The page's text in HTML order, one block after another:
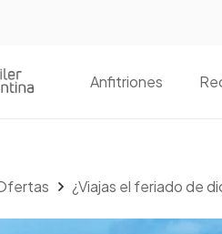
Anfitriones
¿Viajas el feriado de